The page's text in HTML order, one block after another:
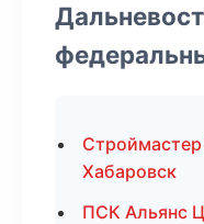
Хабаровск
ПСК Альянс